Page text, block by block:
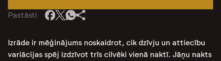
Pastāsti
Izrāde ir mēģinājums noskaidrot, cik dzīvju un attiecību
variācijas spēj izdzīvot trīs cilvēki vienā naktī. Jāņu nakts